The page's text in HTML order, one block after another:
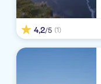
BSÍ Bus Terminal
Candlewood
Rauðarárstígur
Local Apt.
Bus Stop 9 -
4,2/5 (1)